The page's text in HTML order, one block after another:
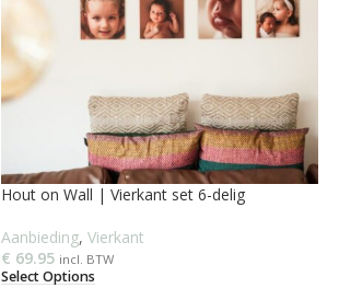
Hout on Wall | Vierkant set 6-delig
Aanbieding, Vierkant
€ 69.95 incl. BTW
Select Options